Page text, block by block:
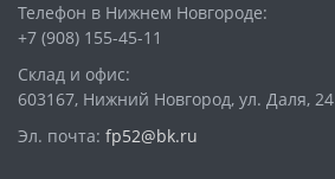
Телефон в Нижнем Новгороде:
+7 (908) 155-45-11
Склад и офис:
603167, Нижний Новгород, ул. Даля, 24
Эл. почта: fp52@bk.ru